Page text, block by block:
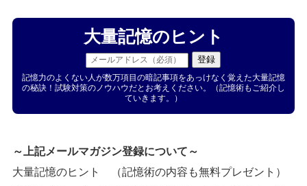
大量記憶のヒント
記憶力のよくない人が数万項目の暗記事項をあっけなく覚えた大量記憶
の秘訣！試験対策のノウハウだとお考えください。（記憶術もご紹介し
ていきます。）
～上記メールマガジン登録について～
大量記憶のヒント （記憶術の内容も無料プレゼント）